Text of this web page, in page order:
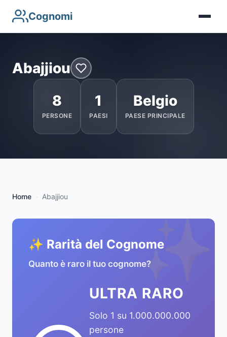
Cognomi
Abajjiou
8
PERSONE
1
PAESI
Belgio
PAESE PRINCIPALE
Home Abajjiou
✨
✨ Rarità del Cognome
Quanto è raro il tuo cognome?
ULTRA RARO
Solo 1 su 1.000.000.000
persone